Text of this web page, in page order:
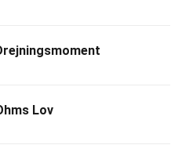
Lov